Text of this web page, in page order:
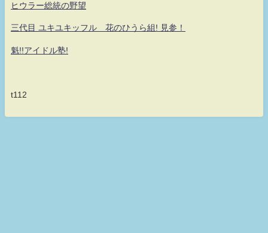
ヒウラー総統の野望
三代目 ユキユキッフル 花のひうら組! 見参！
魁!!アイドル塾!
t112